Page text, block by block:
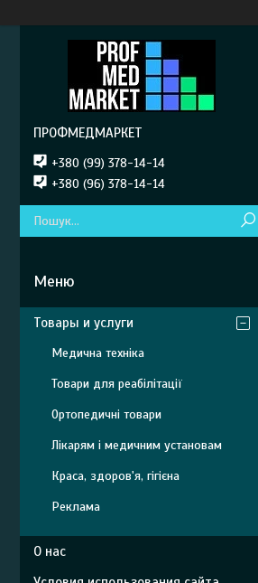
ПРОФМЕДМАРКЕТ
+380 (99) 378-14-14
+380 (96) 378-14-14
Товары и услуги
Медична техніка
Товари для реабілітації
Ортопедичні товари
Лікарям і медичним установам
Краса, здоров'я, гігієна
Реклама
О нас